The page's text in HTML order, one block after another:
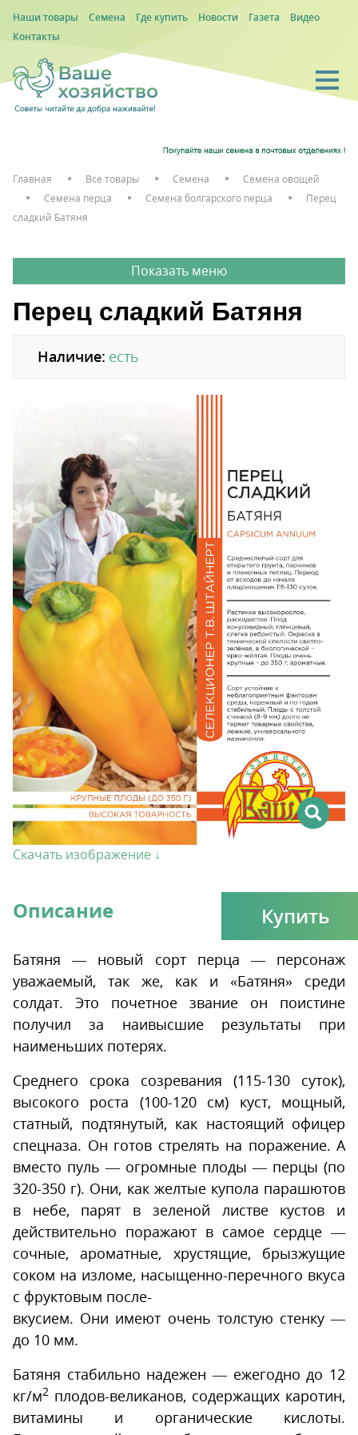
Наши товары Семена Где купить Новости Газета
Видео
Контакты
Главная Все товары Семена
Семена овощей
Семена перца
Семена болгарского перца
Перец
сладкий Батяня
Перец сладкий Батяня
Наличие: есть
Скачать изображение ↓
Купить
Описание
Батяня — новый сорт перца — персонаж
уважаемый, так же, как и «Батяня» среди
солдат. Это почетное звание он поистине
получил за наивысшие результаты при
наименьших потерях.
Среднего срока созревания (115-130 суток),
высокого роста (100-120 см) куст, мощный,
статный, подтянутый, как настоящий офицер
спецназа. Он готов стрелять на поражение. А
вместо пуль — огромные плоды — перцы (по
320-350 г). Они, как желтые купола парашютов
в небе, парят в зеленой листве кустов и
действительно поражают в самое сердце —
сочные, ароматные, хрустящие, брызжущие
соком на изломе, насыщенно-перечного вкуса
с фруктовым после-
вкусием. Они имеют очень толстую стенку —
до 10 мм.
Батяня стабильно надежен — ежегодно до 12
кг/м2 плодов-великанов, содержащих каротин,
витамины и органические кислоты.